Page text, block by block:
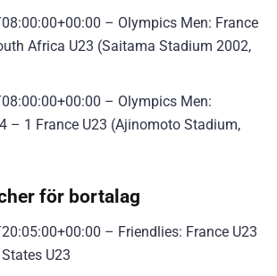
– Olympics Men: France
Africa U23 (Saitama Stadium 2002,
– Olympics Men:
– 1 France U23 (Ajinomoto Stadium,
för bortalag
– Friendlies: France U23
U23